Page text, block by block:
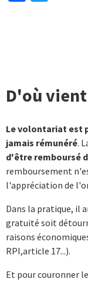
D'où
Le volontariat est
jamais rémunéré.
d'être remboursé
remboursement
l'appréciation de
Dans la pratique, il
gratuité soit
raisons
RPI,article 17...).
Et pour couronner